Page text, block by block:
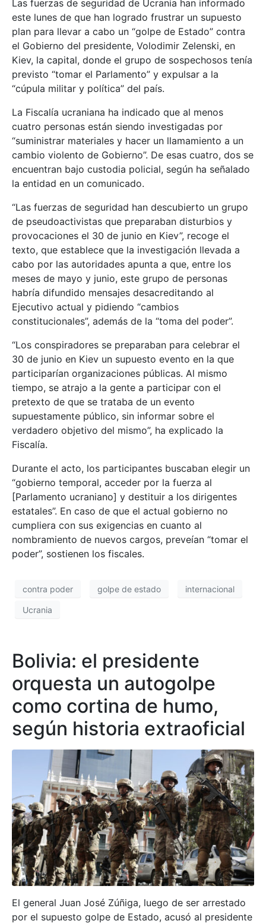
Las fuerzas de seguridad de Ucrania han informado
este lunes de que han logrado frustrar un supuesto
plan para llevar a cabo un “golpe de Estado” contra
el Gobierno del presidente, Volodimir Zelenski, en
Kiev, la capital, donde el grupo de sospechosos tenía
previsto “tomar el Parlamento” y expulsar a la
“cúpula militar y política” del país.
La Fiscalía ucraniana ha indicado que al menos
cuatro personas están siendo investigadas por
“suministrar materiales y hacer un llamamiento a un
cambio violento de Gobierno”. De esas cuatro, dos se
encuentran bajo custodia policial, según ha señalado
la entidad en un comunicado.
“Las fuerzas de seguridad han descubierto un grupo
de pseudoactivistas que preparaban disturbios y
provocaciones el 30 de junio en Kiev”, recoge el
texto, que establece que la investigación llevada a
cabo por las autoridades apunta a que, entre los
meses de mayo y junio, este grupo de personas
habría difundido mensajes desacreditando al
Ejecutivo actual y pidiendo “cambios
constitucionales”, además de la “toma del poder”.
“Los conspiradores se preparaban para celebrar el
30 de junio en Kiev un supuesto evento en la que
participarían organizaciones públicas. Al mismo
tiempo, se atrajo a la gente a participar con el
pretexto de que se trataba de un evento
supuestamente público, sin informar sobre el
verdadero objetivo del mismo”, ha explicado la
Fiscalía.
Durante el acto, los participantes buscaban elegir un
“gobierno temporal, acceder por la fuerza al
[Parlamento ucraniano] y destituir a los dirigentes
estatales”. En caso de que el actual gobierno no
cumpliera con sus exigencias en cuanto al
nombramiento de nuevos cargos, preveían “tomar el
poder”, sostienen los fiscales.
contra poder golpe de estado internacional
Ucrania
Bolivia: el presidente
orquesta un autogolpe
como cortina de humo,
según historia extraoficial
El general Juan José Zúñiga, luego de ser arrestado
por el supuesto golpe de Estado, acusó al presidente